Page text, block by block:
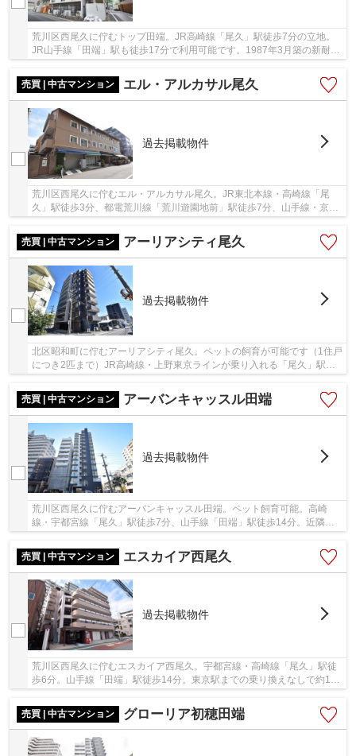
荒川区西尾久に佇むトップ田端。JR高崎線「尾久」駅徒歩7分の立地。
JR山手線「田端」駅も徒歩17分で利用可能です。1987年3月築の新耐震
売買 | 中古マンション
エル・アルカサル尾久
過去掲載物件
荒川区西尾久に佇むエル・アルカサル尾久。JR東北本線・高崎線「尾
久」駅徒歩3分、都電荒川線「荒川遊園地前」駅徒歩7分、山手線・京浜
売買 | 中古マンション
アーリアシティ尾久
過去掲載物件
北区昭和町に佇むアーリアシティ尾久。ペットの飼育が可能です（1住戸
につき2匹まで）JR高崎線・上野東京ラインが乗り入れる「尾久」駅か
売買 | 中古マンション
アーバンキャッスル田端
過去掲載物件
荒川区西尾久に佇むアーバンキャッスル田端。ペット飼育可能。高崎
線・宇都宮線「尾久」駅徒歩7分、山手線「田端」駅徒歩14分。近隣に
売買 | 中古マンション
エスカイア西尾久
過去掲載物件
荒川区西尾久に佇むエスカイア西尾久。宇都宮線・高崎線「尾久」駅徒
歩6分。山手線「田端」駅徒歩14分。東京駅までの乗り換えなしで約13
分で行けます。1979年6月築、RC造、6階建て、総...
売買 | 中古マンション
グローリア初穂田端